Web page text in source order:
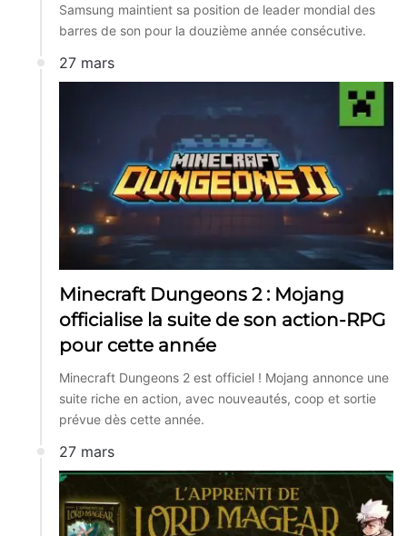
Samsung maintient sa position de leader mondial des
barres de son pour la douzième année consécutive.
27 mars
Minecraft Dungeons 2 : Mojang
officialise la suite de son action-RPG
pour cette année
Minecraft Dungeons 2 est officiel ! Mojang annonce une
suite riche en action, avec nouveautés, coop et sortie
prévue dès cette année.
27 mars